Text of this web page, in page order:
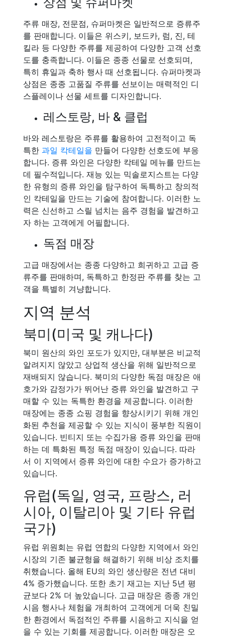
주류 매장, 전문점, 슈퍼마켓은 일반적으로 증류주
를 판매합니다. 이들은 위스키, 보드카, 럼, 진, 테
킬라 등 다양한 주류를 제공하여 다양한 고객 선호
도를 충족합니다. 이들은 종종 선물로 선호되며,
특히 휴일과 축하 행사 때 선호됩니다. 슈퍼마켓과
상점은 종종 고품질 주류를 선보이는 매력적인 디
스플레이나 선물 세트를 디자인합니다.
레스토랑, 바 & 클럽
바와 레스토랑은 주류를 활용하여 고전적이고 독
특한 과일 칵테일을 만들어 다양한 선호도에 부응
합니다. 증류 와인은 다양한 칵테일 메뉴를 만드는
데 필수적입니다. 재능 있는 믹솔로지스트는 다양
한 유형의 증류 와인을 탐구하여 독특하고 창의적
인 칵테일을 만드는 기술에 참여합니다. 이러한 노
력은 신선하고 스릴 넘치는 음주 경험을 발견하고
자 하는 고객에게 어필합니다.
독점 매장
고급 매장에서는 종종 다양하고 희귀하고 고급 증
류주를 판매하며, 독특하고 한정판 주류를 찾는 고
객을 특별히 겨냥합니다.
지역 분석
북미(미국 및 캐나다)
북미 원산의 와인 포도가 있지만, 대부분은 비교적
알려지지 않았고 상업적 생산을 위해 일반적으로
재배되지 않습니다. 북미의 다양한 독점 매장은 애
호가와 감정가가 뛰어난 증류 와인을 발견하고 구
매할 수 있는 독특한 환경을 제공합니다. 이러한
매장에는 종종 쇼핑 경험을 향상시키기 위해 개인
화된 추천을 제공할 수 있는 지식이 풍부한 직원이
있습니다. 빈티지 또는 수집가용 증류 와인을 판매
하는 데 특화된 특정 독점 매장이 있습니다. 따라
서 이 지역에서 증류 와인에 대한 수요가 증가하고
있습니다.
유럽(독일, 영국, 프랑스, 러
시아, 이탈리아 및 기타 유럽
국가)
유럽 위원회는 유럽 연합의 다양한 지역에서 와인
시장의 기존 불균형을 해결하기 위해 비상 조치를
취했습니다. 올해 EU의 와인 생산량은 전년 대비
4% 증가했습니다. 또한 초기 재고는 지난 5년 평
균보다 2% 더 높았습니다. 고급 매장은 종종 개인
시음 행사나 체험을 개최하여 고객에게 더욱 친밀
한 환경에서 독점적인 주류를 시음하고 지식을 얻
을 수 있는 기회를 제공합니다. 이러한 매장은 오